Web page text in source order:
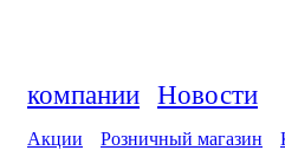
компании Новости
Акции Розничный магазин